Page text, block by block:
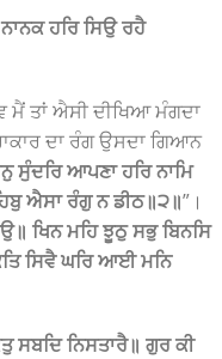
ਹਰਿ ਸਿਉ ਰਹੈ
ਮੈਂ ਤਾਂ ਐਸੀ ਦੀਖਿਆ ਮੰਗਦਾ
ਦਾ ਰੰਗ ਉਸਦਾ ਗਿਆਨ
ਸੁੰਦਰਿ ਆਪਣਾ ਹਰਿ ਨਾਮਿ
ਐਸਾ ਰੰਗੁ ਨ ਡੀਠ॥੨॥”।
ਖਿਨ ਮਹਿ ਝੂਠੁ ਸਭੁ ਬਿਨਸਿ
ਸਿਵੈ ਘਰਿ ਆਈ ਮਨਿ
ਨਿਸਤਾਰੈ॥ ਗੁਰ ਕੀ